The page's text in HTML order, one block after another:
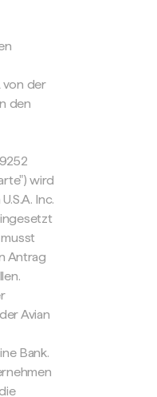
von der
den
wird
Inc.
Antrag
Avian
Bank.